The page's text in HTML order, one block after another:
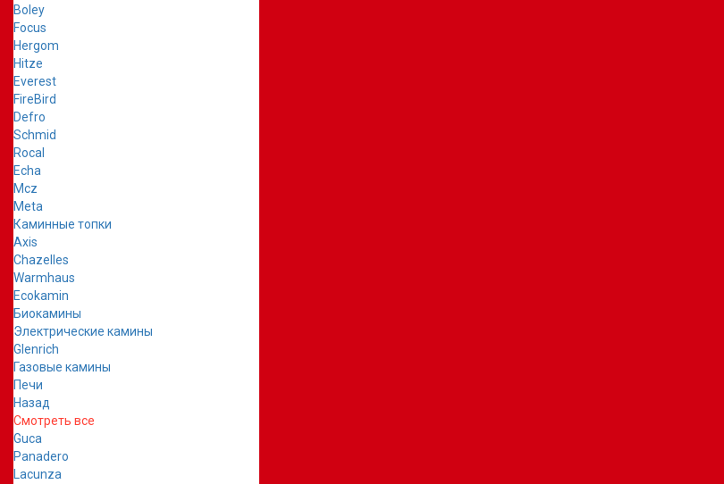
Boley
Focus
Hergom
Hitze
Everest
FireBird
Defro
Schmid
Rocal
Echa
Mcz
Meta
Каминные топки
Axis
Chazelles
Warmhaus
Ecokamin
Биокамины
Электрические камины
Glenrich
Газовые камины
Печи
Назад
Смотреть все
Guca
Panadero
Lacunza